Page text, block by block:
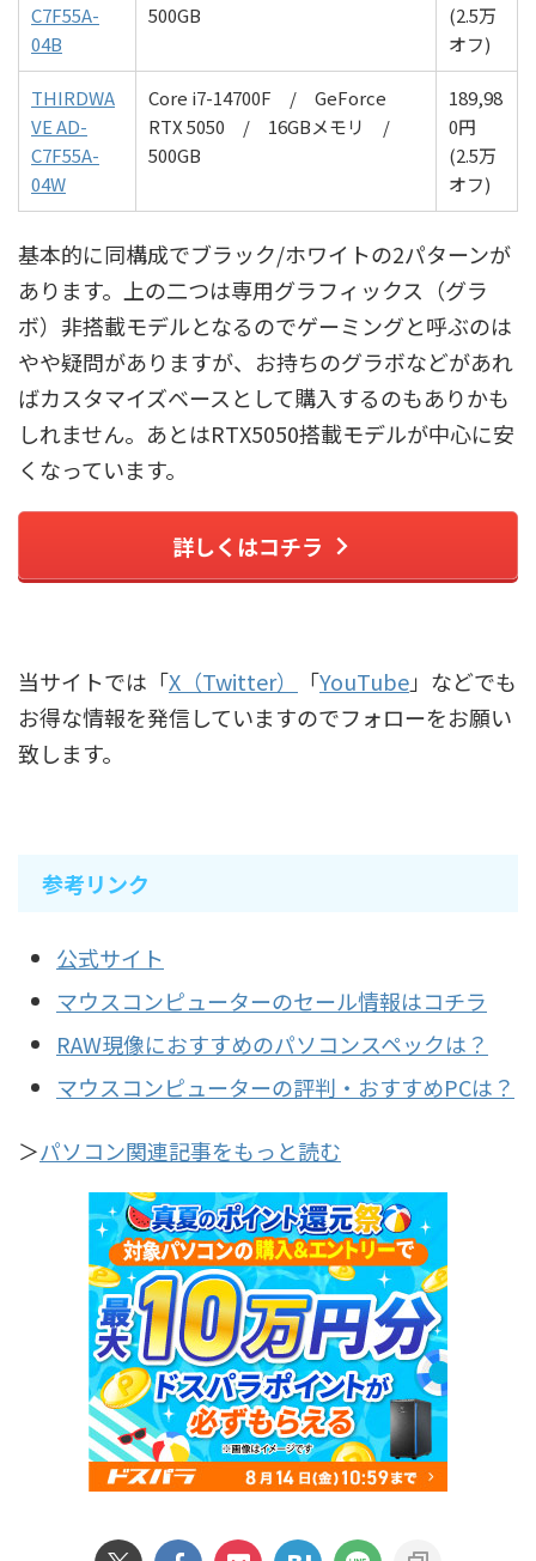
C7F55A-
04B
500GB
(2.5万
オフ)
THIRDWA
VE AD-
C7F55A-
04W
Core i7-14700F / GeForce
RTX 5050 / 16GBメモリ
/
500GB
189,98
0円
(2.5万
オフ)
基本的に同構成でブラック/ホワイトの2パターンが
あります。上の二つは専用グラフィックス（グラ
ボ）非搭載モデルとなるのでゲーミングと呼ぶのは
やや疑問がありますが、お持ちのグラボなどがあれ
ばカスタマイズベースとして購入するのもありかも
しれません。あとはRTX5050搭載モデルが中心に安
くなっています。
詳しくはコチラ
当サイトでは「X（Twitter） 「YouTube」などでも
お得な情報を発信していますのでフォローをお願い
致します。
参考リンク
公式サイト
マウスコンピューターのセール情報はコチラ
RAW現像におすすめのパソコンスペックは？
マウスコンピューターの評判・おすすめPCは？
＞パソコン関連記事をもっと読む